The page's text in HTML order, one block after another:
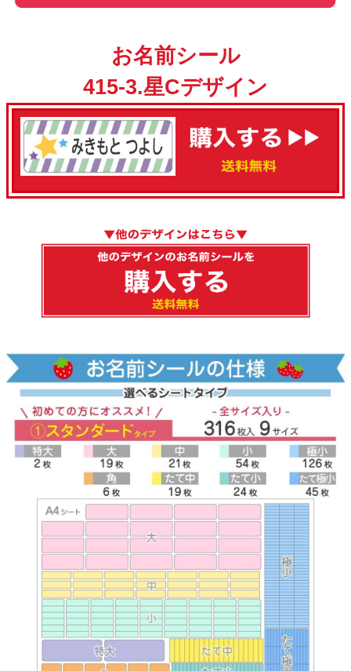
お名前シール
415-3.星Cデザイン